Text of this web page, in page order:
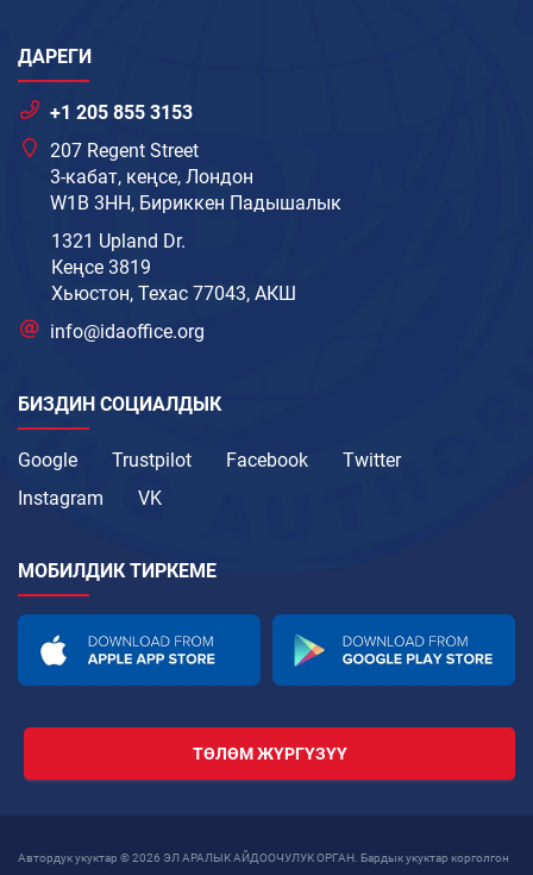
ДАРЕГИ
+1 205 855 3153
207 Regent Street
3-кабат, кеңсе, Лондон
W1B 3HH, Бириккен Падышалык
1321 Upland Dr.
Кеңсе 3819
Хьюстон, Техас 77043, АКШ
info@idaoffice.org
БИЗДИН СОЦИАЛДЫК
Google Trustpilot Facebook
Twitter
Instagram
VK
МОБИЛДИК ТИРКЕМЕ
ТӨЛӨМ ЖҮРГҮЗҮҮ
Автордук укуктар © 2026 ЭЛ АРАЛЫК АЙДООЧУЛУК ОРГАН. Бардык укуктар корголгон